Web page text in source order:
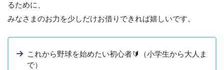
るために、
みなさまのお力を少しだけお借りできれば嬉しいです。
これから野球を始めたい初心者🔰（小学生から大人ま
で）